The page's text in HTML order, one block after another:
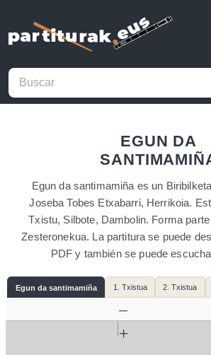
EGUN DA
Egun da santimamiña es un
Joseba Tobes Etxabarri, Herrikoia.
Txistu, Silbote, Dambolin. Forma
Zesteronekua. La partitura se puede
PDF y también se puede
Egun da santimamiña 1. Txistua 2. Txistua